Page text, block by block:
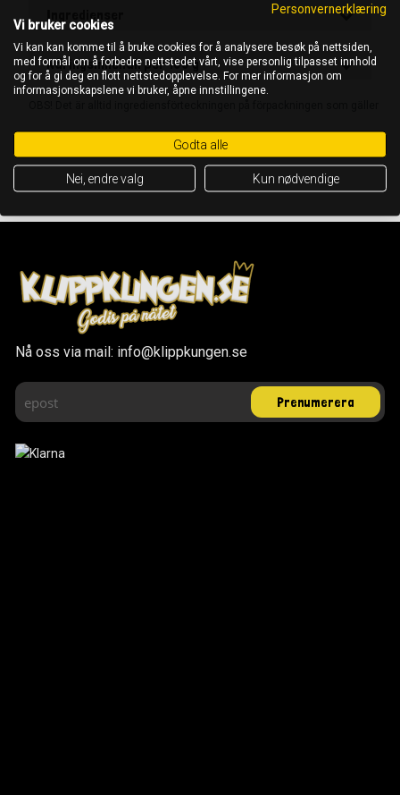
Ingredienser
Näringsinnehåll per 100 g
Nå oss via mail: info@klippkungen.se
Personvernerklæring
Vi bruker cookies
Vi kan kan komme til å bruke cookies for å analysere besøk på nettsiden,
med formål om å forbedre nettstedet vårt, vise personlig tilpasset innhold
og for å gi deg en flott nettstedopplevelse. For mer informasjon om
informasjonskapslene vi bruker, åpne innstillingene.
Godta alle
Nei, endre valg Kun nødvendige